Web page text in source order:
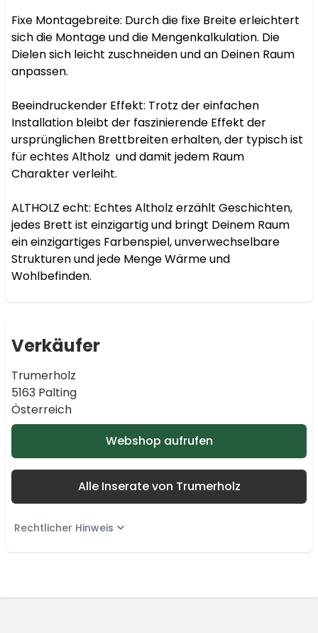
Fixe Montagebreite: Durch die fixe Breite erleichtert
sich die Montage und die Mengenkalkulation. Die
Dielen sich leicht zuschneiden und an Deinen Raum
anpassen.
Beeindruckender Effekt: Trotz der einfachen
Installation bleibt der faszinierende Effekt der
ursprünglichen Brettbreiten erhalten, der typisch ist
für echtes Altholz  und damit jedem Raum
Charakter verleiht.
ALTHOLZ echt: Echtes Altholz erzählt Geschichten,
jedes Brett ist einzigartig und bringt Deinem Raum
ein einzigartiges Farbenspiel, unverwechselbare
Strukturen und jede Menge Wärme und
Wohlbefinden.
Verkäufer
Trumerholz
5163 Palting
Österreich
Webshop aufrufen
Alle Inserate von Trumerholz
Rechtlicher Hinweis